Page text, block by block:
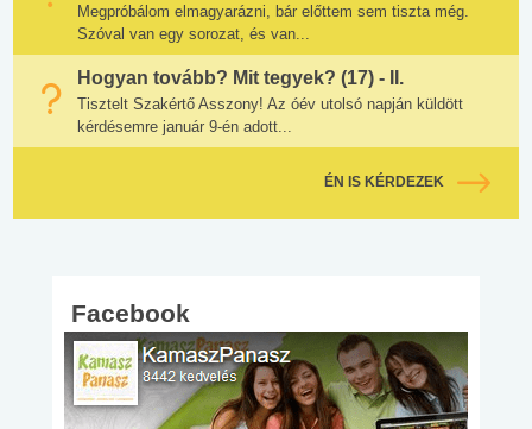
Megpróbálom elmagyarázni, bár előttem sem tiszta még.
Szóval van egy sorozat, és van...
Hogyan tovább? Mit tegyek? (17) - II.
Tisztelt Szakértő Asszony! Az óév utolsó napján küldött
kérdésemre január 9-én adott...
ÉN IS KÉRDEZEK
Facebook